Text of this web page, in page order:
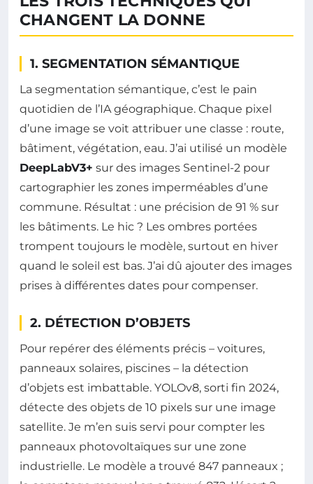
CHANGENT LA DONNE
1. SEGMENTATION SÉMANTIQUE
La segmentation sémantique, c’est le pain
quotidien de l’IA géographique. Chaque pixel
d’une image se voit attribuer une classe : route,
bâtiment, végétation, eau. J’ai utilisé un modèle
DeepLabV3+ sur des images Sentinel-2 pour
cartographier les zones imperméables d’une
commune. Résultat : une précision de 91 % sur
les bâtiments. Le hic ? Les ombres portées
trompent toujours le modèle, surtout en hiver
quand le soleil est bas. J’ai dû ajouter des images
prises à différentes dates pour compenser.
2. DÉTECTION D’OBJETS
Pour repérer des éléments précis – voitures,
panneaux solaires, piscines – la détection
d’objets est imbattable. YOLOv8, sorti fin 2024,
détecte des objets de 10 pixels sur une image
satellite. Je m’en suis servi pour compter les
panneaux photovoltaïques sur une zone
industrielle. Le modèle a trouvé 847 panneaux ;